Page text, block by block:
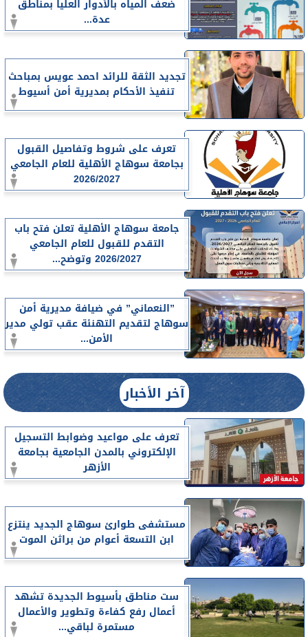
ضعف المياه بالأدوار العليا بمناطق
عدة...
تجديد الثقة للرائد احمد عويس بمباحث
تنفيذ الأحكام بمديرية أمن أسيوط
تعرف على شروط وتفاصيل القبول
بجامعة سوهاج الأهلية للعام الجامعي
2026/2027
جامعة سوهاج الأهلية تعلن فتح باب
التقدم للقبول للعام الجامعي
2026/2027 وتوضح...
”النعماني” في ضيافة مديرية أمن
سوهاج لتقديم التهنئة عقب تولي مدير
الأمن...
آخر الأخبار
تعرف على مواعيد وضوابط التسجيل
الإلكتروني بالمدن الجامعية بجامعة
الأزهر
مستشفى طوارئ سوهاج الجديد ينتزع
ابن التسعة أعوام من براثن الموت
ست مناطق بأسيوط الجديدة تشهد
أعمال رفع كفاءة وتطوير والأعمال
مستمرة لباقي...